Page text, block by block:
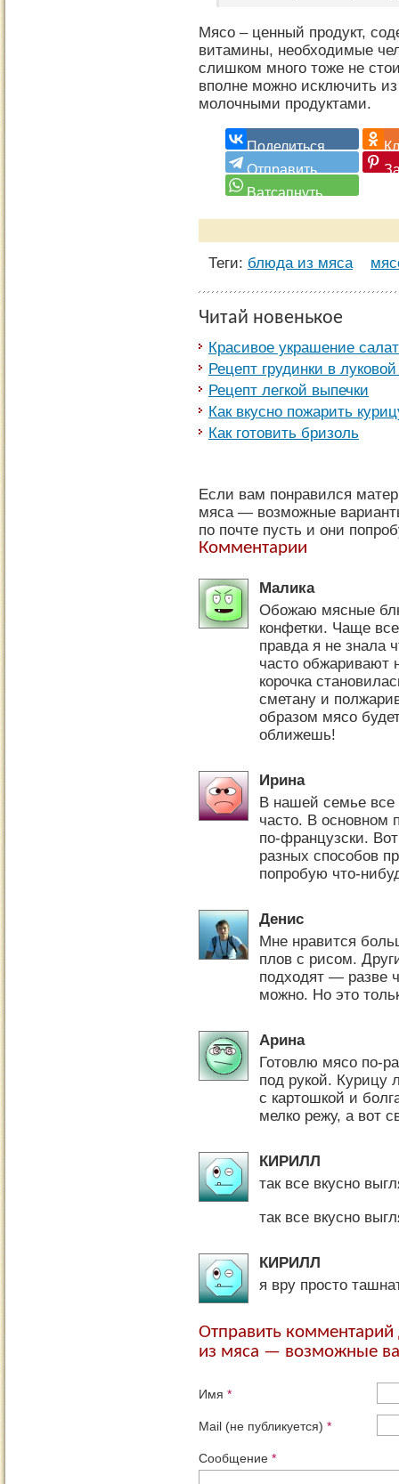
Мясо – ценный продукт,
витамины, необходимые
слишком много тоже не
вполне можно исключить
молочными продуктами.
Теги: блюда из мяса
Читай новенькое
Красивое украшение
Рецепт грудинки в
Рецепт легкой выпечки
Как вкусно пожарить
Как готовить бризоль
Если вам понравился
мяса — возможные
по почте пусть и они
Комментарии
Малика
Обожаю мясные
конфетки. Чаще
правда я не знала
часто обжаривают
корочка
сметану и
образом мясо
оближешь!
Ирина
В нашей семье все
часто. В основном
по-французски.
разных способов
попробую что-
Денис
Мне нравится
плов с рисом.
подходят — разве
можно. Но это
Арина
Готовлю мясо по-
под рукой. Курицу
с картошкой и
мелко режу, а вот
КИРИЛЛ
так все вкусно
так все вкусно
КИРИЛЛ
я вру просто
Отправить
из мяса — возможные
Имя *
Mail (не публикуется) *
Сообщение *